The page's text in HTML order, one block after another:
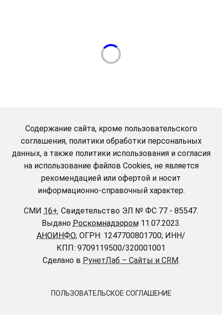
Содержание сайта, кроме пользовательского
соглашения, политики обработки персональных
данных, а также политики использования и согласия
на использование файлов Cookies, не является
рекомендацией или офертой и носит
информационно-справочный характер.
СМИ 16+. Свидетельство ЭЛ № ФС 77 - 85547.
Выдано Роскомнадзором11.07.2023.
АНОИНФО; ОГРН: 1247700801700; ИНН/
КПП: 9709119500/320001001
Сделано в РунетЛаб – Сайты и CRM.
ПОЛЬЗОВАТЕЛЬСКОЕ СОГЛАШЕНИЕ